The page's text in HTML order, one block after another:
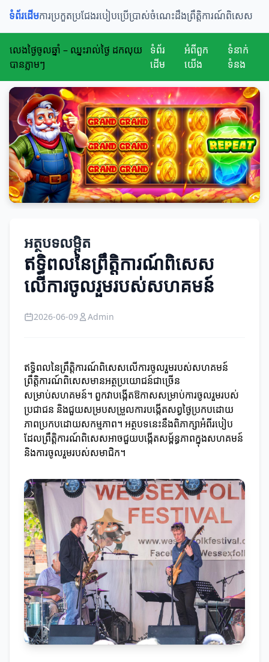
ទំព័រដើមការប្រកួតប្រជែងរបៀបប្រើប្រាស់ចំណេះដឹងព្រឹត្តិការណ៍ពិសេស
លេងថ្ងៃចូលឆ្នាំ – ឈ្នះរាល់ថ្ងៃ ដកលុយ
បានភ្លាមៗ
ទំព័រ
ដើម
អំពីពួក
យើង
ទំនាក់
ទំនង
អត្ថបទលម្អិត
ឥទ្ធិពលនៃព្រឹត្តិការណ៍ពិសេស
លើការចូលរួមរបស់សហគមន៍
2026-06-09 Admin
ឥទ្ធិពលនៃព្រឹត្តិការណ៍ពិសេសលើការចូលរួមរបស់សហគមន៍
ព្រឹត្តិការណ៍ពិសេសមានអត្ថប្រយោជន៍ជាច្រើន
សម្រាប់សហគមន៍។ ពួកវាបង្កើតឱកាសសម្រាប់ការចូលរួមរបស់
ប្រជាជន និងជួយសម្របសម្រួលការបង្កើតសព្វថ្ងៃប្រកបដោយ
ភាពប្រកបដោយសកម្មភាព។ អត្ថបទនេះនឹងពិភាក្សាអំពីរបៀប
ដែលព្រឹត្តិការណ៍ពិសេសអាចជួយបង្កើតសម្ព័ន្ធភាពក្នុងសហគមន៍
និងការចូលរួមរបស់សមាជិក។